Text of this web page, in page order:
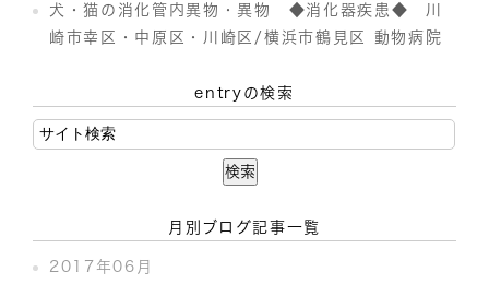
犬・猫の消化管内異物・異物 ◆消化器疾患◆ 川
崎市幸区・中原区・川崎区/横浜市鶴見区 動物病院
entryの検索
月別ブログ記事一覧
2017年06月